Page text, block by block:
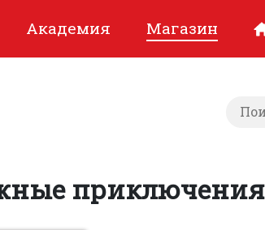
Академия Магазин
приключения